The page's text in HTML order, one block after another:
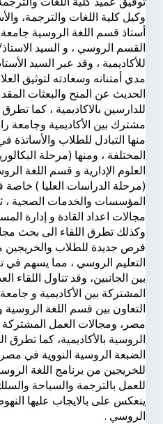
وكيل كلية اللغات والترجمة،
أستاذ قسم اللغة الروسية
القسم الروسي ، و السيد
للأكاديمية ، وقد عبر السيد
مدي أمتنانه وسعادته لتوثيق
الحديث عن المنح والبعثات
للدارسين بالاكاديمية ، كما
مشترك بين الأكاديمية وجامعة
منها التبادل للطلاب والأساتذة
العلوم الإدارية و قسم اللغة
(مرحلة الدراسات العليا )
المؤسسات والخدمات الصحية ،
مجالات اعداد القادة و إدارة
وكذلك تطرق اللقاء الى بحث
فرص جديدة للطلاب والخريجين
التعليم الروسي ، مما يسهم في
بين الجانبين، وقد تناول اللقاء
المشتركة بين الأكاديمية و
التعاون بين قسم اللغة الروسية
مصر، ومجالات العمل
الروسية بالأكاديمية، كما
الضبعة الروسية النووية في
للخريجين من برنامج اللغة
للعمل بالترجمة والسياحة
ينعكس على بالايجاب عليها
الروسي .